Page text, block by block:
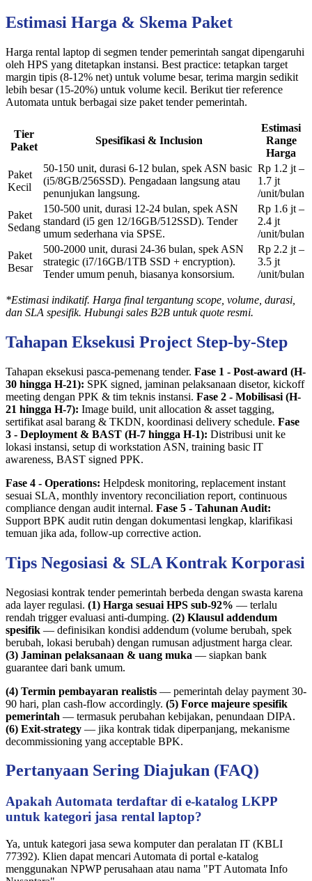
Estimasi Harga & Skema Paket
Harga rental laptop di segmen tender pemerintah sangat dipengaruhi
oleh HPS yang ditetapkan instansi. Best practice: tetapkan target
margin tipis (8-12% net) untuk volume besar, terima margin sedikit
lebih besar (15-20%) untuk volume kecil. Berikut tier reference
Automata untuk berbagai size paket tender pemerintah.
Tier
Paket
Spesifikasi & Inclusion
Estimasi
Range
Harga
Paket
Kecil
50-150 unit, durasi 6-12 bulan, spek ASN basic
(i5/8GB/256SSD). Pengadaan langsung atau
penunjukan langsung.
Rp 1.2 jt –
1.7 jt
/unit/bulan
Paket
Sedang
150-500 unit, durasi 12-24 bulan, spek ASN
standard (i5 gen 12/16GB/512SSD). Tender
umum sederhana via SPSE.
Rp 1.6 jt –
2.4 jt
/unit/bulan
Paket
Besar
500-2000 unit, durasi 24-36 bulan, spek ASN
strategic (i7/16GB/1TB SSD + encryption).
Tender umum penuh, biasanya konsorsium.
Rp 2.2 jt –
3.5 jt
/unit/bulan
*Estimasi indikatif. Harga final tergantung scope, volume, durasi,
dan SLA spesifik. Hubungi sales B2B untuk quote resmi.
Tahapan Eksekusi Project Step-by-Step
Tahapan eksekusi pasca-pemenang tender. Fase 1 - Post-award (H-
30 hingga H-21): SPK signed, jaminan pelaksanaan disetor, kickoff
meeting dengan PPK & tim teknis instansi. Fase 2 - Mobilisasi (H-
21 hingga H-7): Image build, unit allocation & asset tagging,
sertifikat asal barang & TKDN, koordinasi delivery schedule. Fase
3 - Deployment & BAST (H-7 hingga H-1): Distribusi unit ke
lokasi instansi, setup di workstation ASN, training basic IT
awareness, BAST signed PPK.
Fase 4 - Operations: Helpdesk monitoring, replacement instant
sesuai SLA, monthly inventory reconciliation report, continuous
compliance dengan audit internal. Fase 5 - Tahunan Audit:
Support BPK audit rutin dengan dokumentasi lengkap, klarifikasi
temuan jika ada, follow-up corrective action.
Tips Negosiasi & SLA Kontrak Korporasi
Negosiasi kontrak tender pemerintah berbeda dengan swasta karena
ada layer regulasi. (1) Harga sesuai HPS sub-92% — terlalu
rendah trigger evaluasi anti-dumping. (2) Klausul addendum
spesifik — definisikan kondisi addendum (volume berubah, spek
berubah, lokasi berubah) dengan rumusan adjustment harga clear.
(3) Jaminan pelaksanaan & uang muka — siapkan bank
guarantee dari bank umum.
(4) Termin pembayaran realistis — pemerintah delay payment 30-
90 hari, plan cash-flow accordingly. (5) Force majeure spesifik
pemerintah — termasuk perubahan kebijakan, penundaan DIPA.
(6) Exit-strategy — jika kontrak tidak diperpanjang, mekanisme
decommissioning yang acceptable BPK.
Pertanyaan Sering Diajukan (FAQ)
Apakah Automata terdaftar di e-katalog LKPP
untuk kategori jasa rental laptop?
Ya, untuk kategori jasa sewa komputer dan peralatan IT (KBLI
77392). Klien dapat mencari Automata di portal e-katalog
menggunakan NPWP perusahaan atau nama "PT Automata Info